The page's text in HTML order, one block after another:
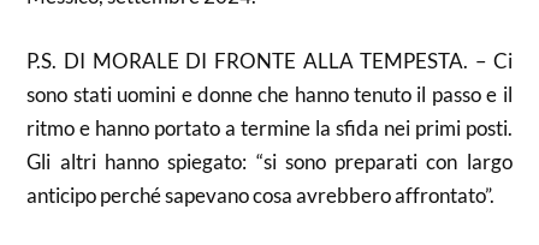
P.S. DI MORALE DI FRONTE ALLA TEMPESTA. – Ci
sono stati uomini e donne che hanno tenuto il passo e il
ritmo e hanno portato a termine la sfida nei primi posti.
Gli altri hanno spiegato: “si sono preparati con largo
anticipo perché sapevano cosa avrebbero affrontato”.